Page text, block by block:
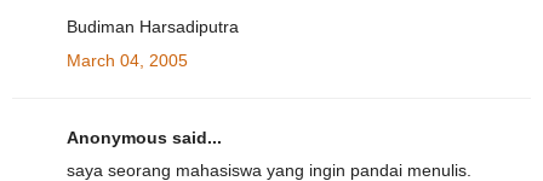
Budiman Harsadiputra
March 04, 2005
Anonymous said...
saya seorang mahasiswa yang ingin pandai menulis.